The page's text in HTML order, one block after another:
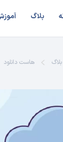
بلاگ
بلاگ هاست دانلود